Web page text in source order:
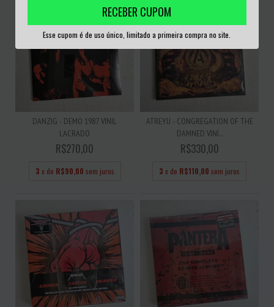
RECEBER CUPOM
Esse cupom é de uso único, limitado a primeira compra no site.
DANZIG - DEMO 1987 VINIL
LACRADO
R$270,00
3 x de R$90,00 sem juros
ATREYU - CONGREGATION OF THE
DAMNED VINI...
R$330,00
3 x de R$110,00 sem juros